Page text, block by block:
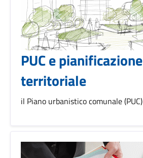
PUC e pianificazione
territoriale
il Piano urbanistico comunale (PUC)